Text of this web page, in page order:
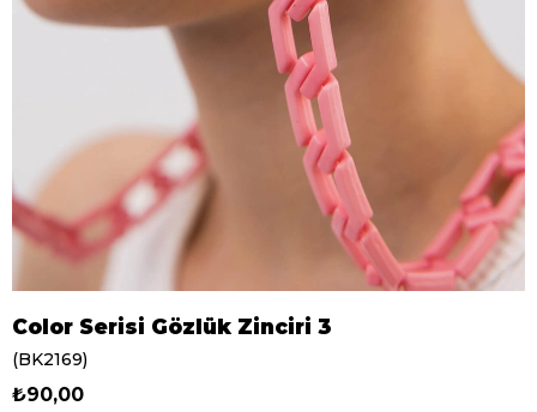
Color Serisi Gözlük Zinciri 3
(BK2169)
₺90,00